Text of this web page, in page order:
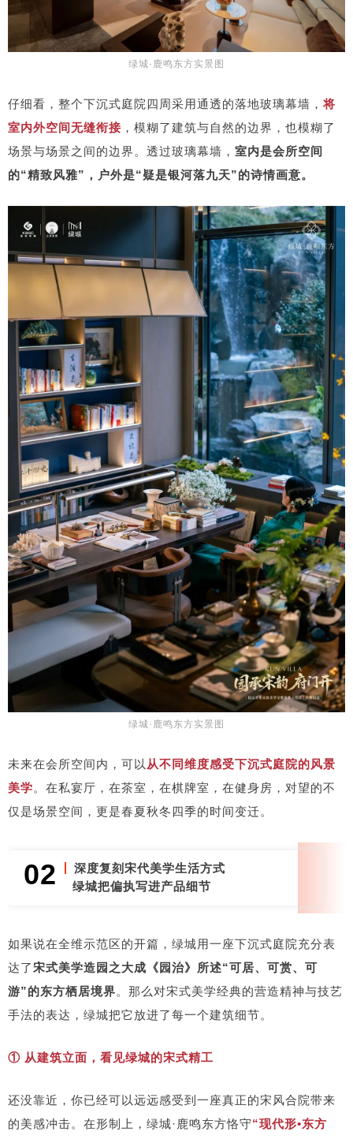
绿城·鹿鸣东方实景图
仔细看，整个下沉式庭院四周采用通透的落地玻璃幕墙，将
室内外空间无缝衔接 ，模糊了建筑与自然的边界，也模糊了
场景与场景之间的边界。透过玻璃幕墙， 室内是会所空间
的“精致风雅”，户外是“疑是银河落九天”的诗情画意。
绿城·鹿鸣东方实景图
未来在会所空间内，可以 从不同维度感受下沉式庭院的风景
美学。在私宴厅，在茶室，在棋牌室，在健身房，对望的不
仅是场景空间，更是春夏秋冬四季的时间变迁。
02
深度复刻宋代美学生活方式
绿城把偏执写进产品细节
如果说在全维示范区的开篇，绿城用一座下沉式庭院充分表
达了宋式美学造园之大成《园治》所述“可居、可赏、可
游”的东方栖居境界。那么对宋式美学经典的营造精神与技艺
手法的表达，绿城把它放进了每一个建筑细节。
① 从建筑立面，看见绿城的宋式精工
还没靠近，你已经可以远远感受到一座真正的宋风合院带来
的美感冲击。在形制上，绿城·鹿鸣东方恪守“现代形•东方